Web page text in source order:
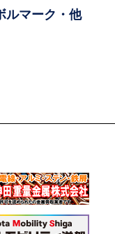
ルマーク・他